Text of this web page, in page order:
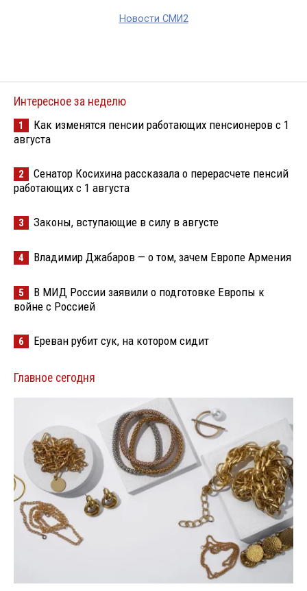
Новости СМИ2
Интересное за неделю
1
Как изменятся пенсии работающих пенсионеров с 1
августа
2
Сенатор Косихина рассказала о перерасчете пенсий
работающих с 1 августа
3 Законы, вступающие в силу в августе
4 Владимир Джабаров — о том, зачем Европе Армения
5
В МИД России заявили о подготовке Европы к
войне с Россией
6 Ереван рубит сук, на котором сидит
Главное сегодня